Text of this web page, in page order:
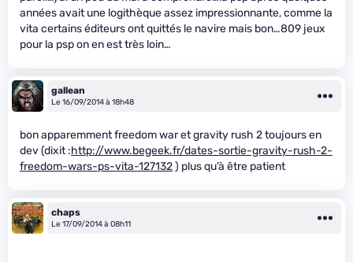
années avait une logithèque assez impressionnante, comme la
vita certains éditeurs ont quittés le navire mais bon…809 jeux
pour la psp on en est très loin…
gallean
Le 16/09/2014 à 18h48
bon apparemment freedom war et gravity rush 2 toujours en
dev (dixit :http://www.begeek.fr/dates-sortie-gravity-rush-2-
freedom-wars-ps-vita-127132) plus qu’à être patient
chaps
Le 17/09/2014 à 08h11